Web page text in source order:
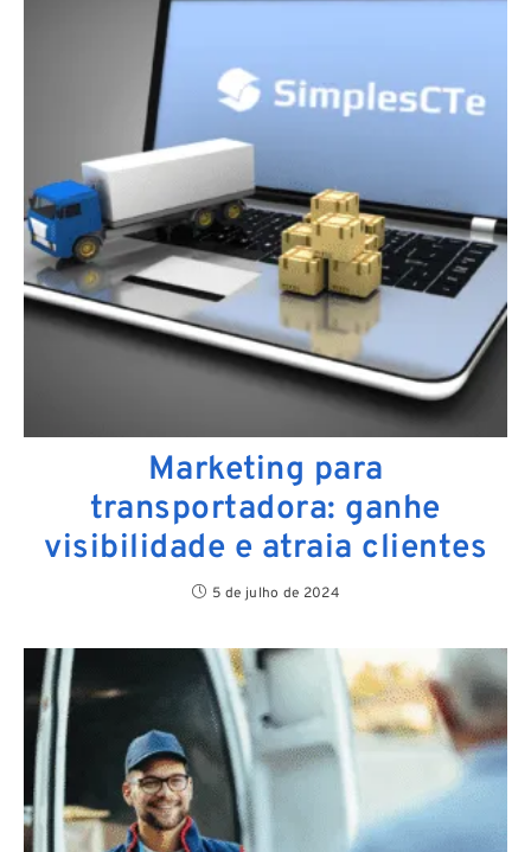
Marketing para
transportadora: ganhe
visibilidade e atraia clientes
5 de julho de 2024